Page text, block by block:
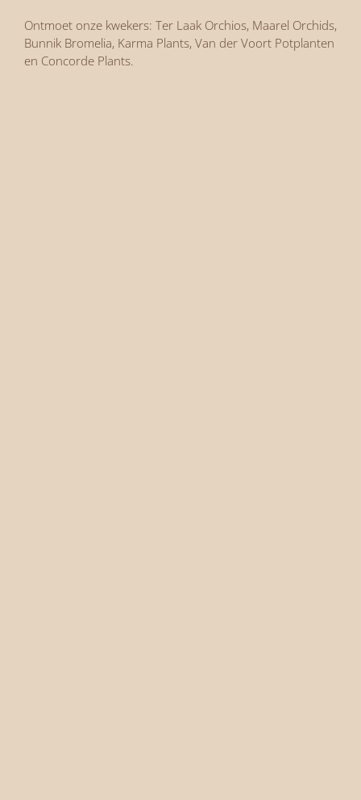
Ontmoet onze kwekers: Ter Laak Orchios, Maarel Orchids,
Bunnik Bromelia, Karma Plants, Van der Voort Potplanten
en Concorde Plants.